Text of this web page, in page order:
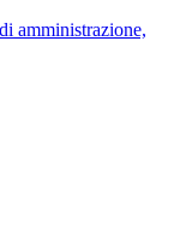
amministrazione,